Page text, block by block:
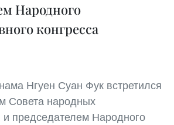
Народного
конгресса
Нгуен Суан Фук встретился
Совета народных
и председателем Народного